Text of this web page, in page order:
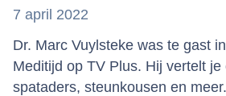
7 april 2022
Dr. Marc Vuylsteke was te gast
Meditijd op TV Plus. Hij vertelt je
spataders, steunkousen en meer.